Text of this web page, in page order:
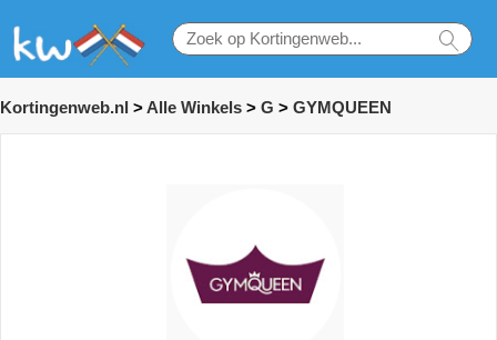
Kortingenweb.nl > Alle Winkels > G > GYMQUEEN